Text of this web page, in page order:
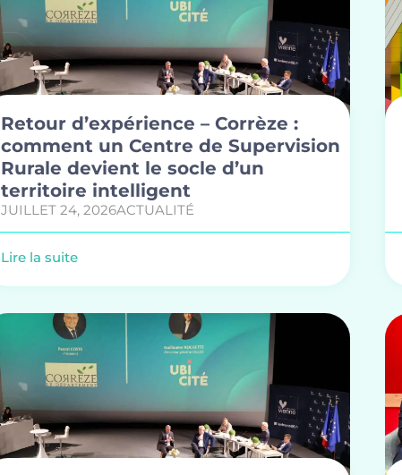
Retour d’expérience – Corrèze :
comment un Centre de Supervision
Rurale devient le socle d’un
territoire intelligent
JUILLET 24, 2026ACTUALITÉ
Lire la suite